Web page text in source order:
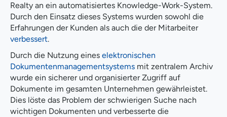
Realty an ein automatisiertes Knowledge-Work-System.
Durch den Einsatz dieses Systems wurden sowohl die
Erfahrungen der Kunden als auch die der Mitarbeiter
verbessert.
Durch die Nutzung eines elektronischen
Dokumentenmanagementsystems mit zentralem Archiv
wurde ein sicherer und organisierter Zugriff auf
Dokumente im gesamten Unternehmen gewährleistet.
Dies löste das Problem der schwierigen Suche nach
wichtigen Dokumenten und verbesserte die